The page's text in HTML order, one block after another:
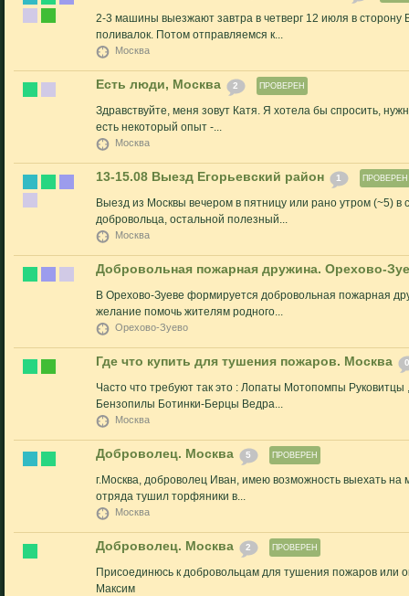
2-3 машины выезжают завтра в четверг 12 июля в
поливалок. Потом отправляемся к...
Москва
Есть люди, Москва 2 ПРОВЕРЕН
Здравствуйте, меня зовут Катя. Я хотела бы спросить,
есть некоторый опыт -...
Москва
13-15.08 Выезд Егорьевский район 1 ПРОВЕРЕН
Выезд из Москвы вечером в пятницу или рано утром (~5) в
добровольца, остальной полезный...
Москва
Добровольная пожарная дружина. Орехово-
В Орехово-Зуеве формируется добровольная пожарная
желание помочь жителям родного...
Орехово-Зуево
Где что купить для тушения пожаров. Москва 0
Часто что требуют так это : Лопаты Мотопомпы
Бензопилы Ботинки-Берцы Ведра...
Москва
Доброволец. Москва 5 ПРОВЕРЕН
г.Москва, доброволец Иван, имею возможность выехать на
отряда тушил торфяники в...
Москва
Доброволец. Москва 2 ПРОВЕРЕН
Присоединюсь к добровольцам для тушения пожаров
Максим